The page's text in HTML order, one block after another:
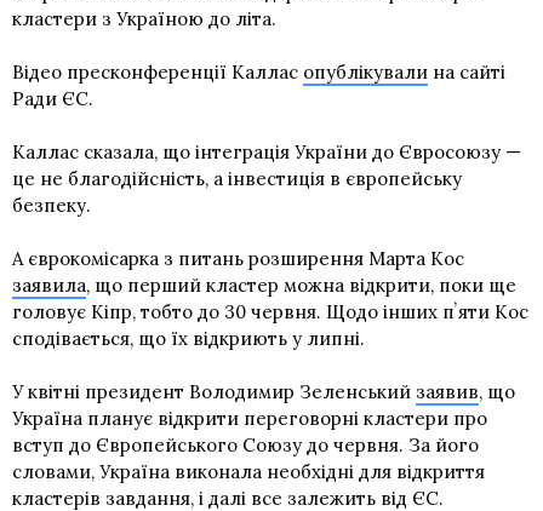
кластери з Україною до літа.
Відео пресконференції Каллас опублікували на сайті
Ради ЄС.
Каллас сказала, що інтеграція України до Євросоюзу —
це не благодійсність, а інвестиція в європейську
безпеку.
А єврокомісарка з питань розширення Марта Кос
заявила, що перший кластер можна відкрити, поки ще
головує Кіпр, тобто до 30 червня. Щодо інших пʼяти Кос
сподівається, що їх відкриють у липні.
У квітні президент Володимир Зеленський заявив, що
Україна планує відкрити переговорні кластери про
вступ до Європейського Союзу до червня. За його
словами, Україна виконала необхідні для відкриття
кластерів завдання, і далі все залежить від ЄС.